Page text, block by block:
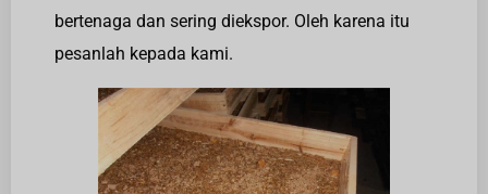
bertenaga dan sering diekspor. Oleh karena itu
pesanlah kepada kami.